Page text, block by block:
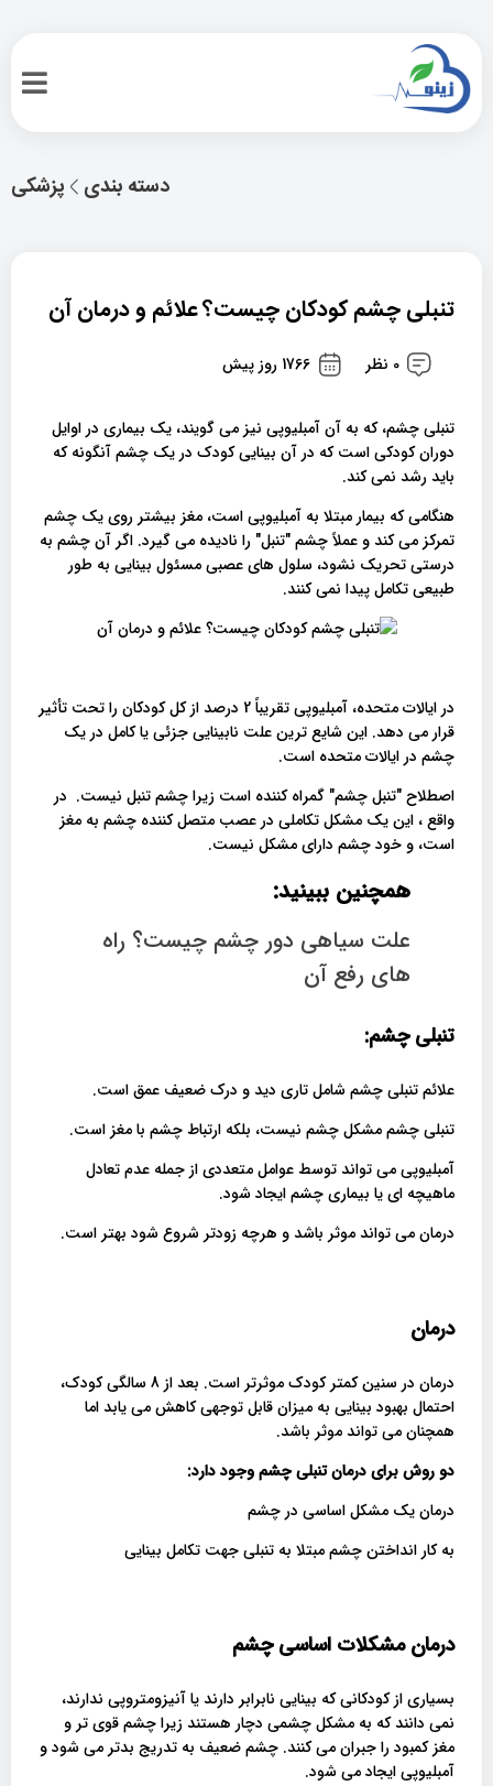
پزشکی دسته بندی
تنبلی چشم کودکان چیست؟ علائم و درمان آن
0 نظر 1766 روز پیش
تنبلی چشم، که به آن آمبلیوپی نیز می گویند، یک بیماری در اوایل
دوران کودکی است که در آن بینایی کودک در یک چشم آنگونه که
باید رشد نمی کند.
هنگامی که بیمار مبتلا به آمبلیوپی است، مغز بیشتر روی یک چشم
تمرکز می کند و عملاً چشم "تنبل" را نادیده می گیرد. اگر آن چشم به
درستی تحریک نشود، سلول های عصبی مسئول بینایی به طور
طبیعی تکامل پیدا نمی کنند.
در ایالات متحده، آمبلیوپی تقریباً 2 درصد از کل کودکان را تحت تأثیر
قرار می دهد. این شایع ترین علت نابینایی جزئی یا کامل در یک
چشم در ایالات متحده است.
اصطلاح "تنبل چشم" گمراه کننده است زیرا چشم تنبل نیست. در
واقع ، این یک مشکل تکاملی در عصب متصل کننده چشم به مغز
است، و خود چشم دارای مشکل نیست.
همچنین ببینید:
علت سیاهی دور چشم چیست؟ راه
های رفع آن
تنبلی چشم:
علائم تنبلی چشم شامل تاری دید و درک ضعیف عمق است.
تنبلی چشم مشکل چشم نیست، بلکه ارتباط چشم با مغز است.
آمبلیوپی می تواند توسط عوامل متعددی از جمله عدم تعادل
ماهیچه ای یا بیماری چشم ایجاد شود.
درمان می تواند موثر باشد و هرچه زودتر شروع شود بهتر است.
درمان
درمان در سنین کمتر کودک موثرتر است. بعد از 8 سالگی کودک،
احتمال بهبود بینایی به میزان قابل توجهی کاهش می یابد اما
همچنان می تواند موثر باشد.
دو روش برای درمان تنبلی چشم وجود دارد:
درمان یک مشکل اساسی در چشم
به کار انداختن چشم مبتلا به تنبلی جهت تکامل بینایی
درمان مشکلات اساسی چشم
بسیاری از کودکانی که بینایی نابرابر دارند یا آنیزومتروپی ندارند،
نمی دانند که به مشکل چشمی دچار هستند زیرا چشم قوی تر و
مغز کمبود را جبران می کنند. چشم ضعیف به تدریج بدتر می شود و
آمبلیوپی ایجاد می شود.